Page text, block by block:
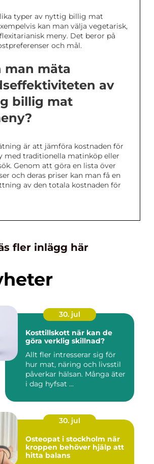
typer av nyttig billig mat
kan man välja vegetarisk,
meny. Det beror på
och mål.
man mäta
av
billig mat
är att jämföra kostnaden för
med traditionella matinköp eller
Genom att göra en lista över
och deras priser kan man få en
av den totala kostnaden för
fler inlägg här
30. jul
Kosttillskott när kan de
göra verklig skillnad?
Allt fler intresserar sig för
hur mat, näring och livsstil
påverkar hälsan. Många äter
i dag hyfsat ...
30. jul
Osteopat i stockholm när
kroppen behöver hjälp att
hitta balans